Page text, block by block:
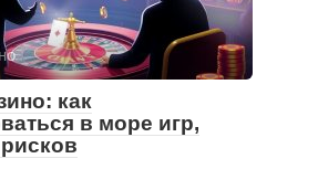
как
в море игр,